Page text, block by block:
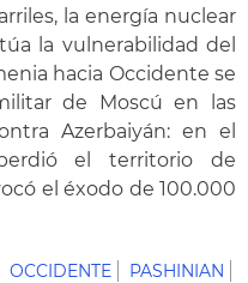
la energía nuclear
la vulnerabilidad del
hacia Occidente se
de Moscú en las
Azerbaiyán: en el
el territorio de
el éxodo de 100.000
OCCIDENTE
PASHINIAN